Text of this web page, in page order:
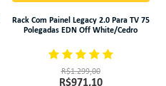
Rack Com Painel Legacy 2.0 Para TV 75
Polegadas EDN Off White/Cedro
R$1.299,00
R$971,10